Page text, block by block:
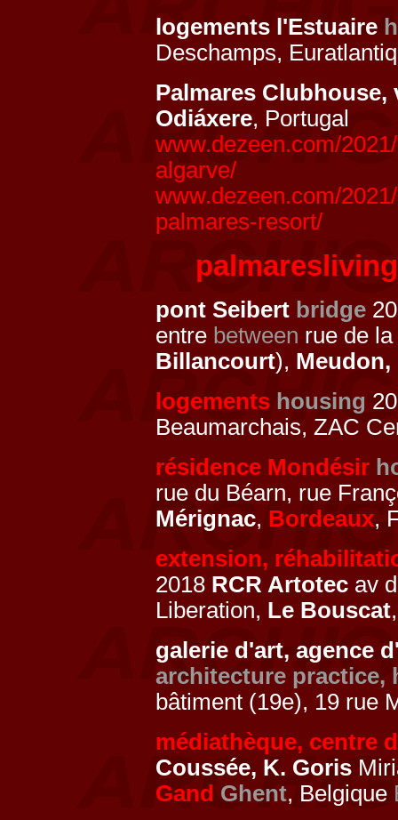
logements l'Estuaire
Deschamps,
Palmares Clubhouse,
Odiáxere, Portugal
www.dezeen.com/
algarve/
www.dezeen.com/
palmares-resort/
pont Seibert bridge
entre between rue de
Billancourt), Meudon,
logements housing
Beaumarchais, ZAC
résidence Mondésir
rue du Béarn, rue
Mérignac, Bordeaux,
extension,
2018 RCR Artotec av
Liberation, Le Bouscat
galerie d'art, agence
architecture practice,
bâtiment (19e), 19 rue
médiathèque, centre
Coussée, K. Goris
Gand Ghent, Belgique